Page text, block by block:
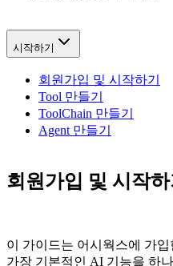
시작하기
회원가입 및 시작하기
Tool 만들기
ToolChain 만들기
Agent 만들기
회원가입 및 시작하
이 가이드는 어시웍스에 가입
가장 기본적인 AI 기능을 하